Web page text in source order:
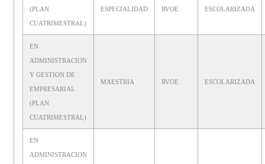
(PLAN
CUATRIMESTRAL)
ESPECIALIDAD RVOE ESCOLARIZADA
EN
ADMINISTRACION
Y GESTION DE
EMPRESARIAL
(PLAN
CUATRIMESTRAL)
MAESTRIA RVOE ESCOLARIZADA
EN
ADMINISTRACION